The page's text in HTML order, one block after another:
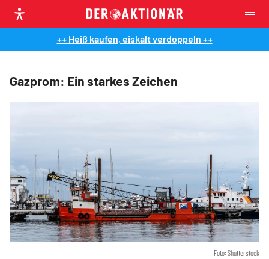
++ Heiß kaufen, eiskalt verdoppeln ++
Gazprom: Ein starkes Zeichen
Foto: Shutterstock